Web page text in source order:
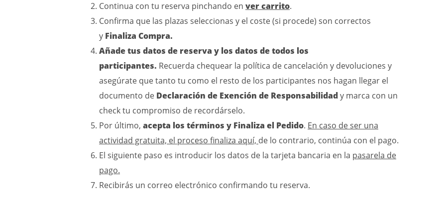
Continua con tu reserva pinchando en ver carrito.
Confirma que las plazas seleccionas y el coste (si procede) son correctos
y Finaliza Compra.
Añade tus datos de reserva y los datos de todos los
participantes. Recuerda chequear la política de cancelación y devoluciones y
asegúrate que tanto tu como el resto de los participantes nos hagan llegar el
documento de Declaración de Exención de Responsabilidady marca con un
check tu compromiso de recordárselo.
Por último, acepta los términos y Finaliza el Pedido. En caso de ser una
actividad gratuita, el proceso finaliza aquí, de lo contrario, continúa con el pago.
El siguiente paso es introducir los datos de la tarjeta bancaria en la pasarela de
pago.
Recibirás un correo electrónico confirmando tu reserva.